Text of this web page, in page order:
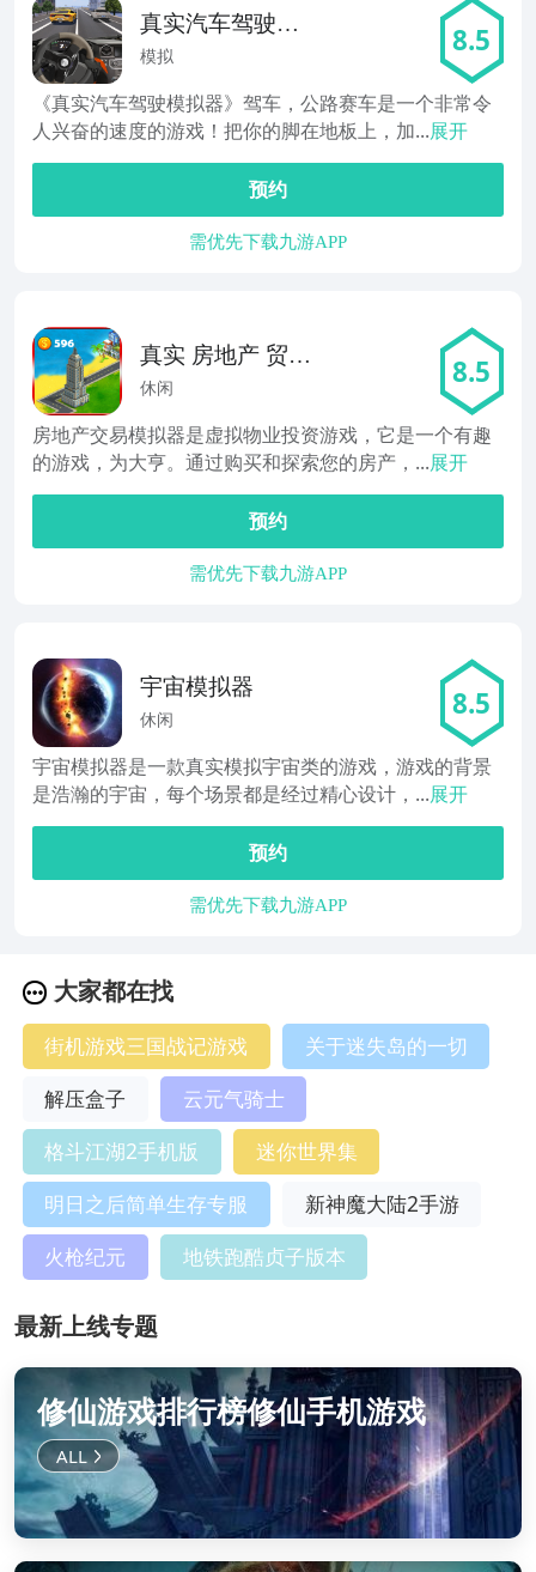
真实汽车驾驶模
拟器
模拟 8.5
《真实汽车驾驶模拟器》驾车，公路赛车是一个非常令
人兴奋的速度的游戏！把你的脚在地板上，加...展开
预约
需优先下载九游APP
真实 房地产 贸易
模拟器
休闲 8.5
房地产交易模拟器是虚拟物业投资游戏，它是一个有趣
的游戏，为大亨。通过购买和探索您的房产，...展开
预约
需优先下载九游APP
宇宙模拟器
休闲 8.5
宇宙模拟器是一款真实模拟宇宙类的游戏，游戏的背景
是浩瀚的宇宙，每个场景都是经过精心设计，...展开
预约
需优先下载九游APP
大家都在找
街机游戏三国战记游戏
关于迷失岛的一切
解压盒子
云元气骑士
格斗江湖2手机版
迷你世界集
明日之后简单生存专服
新神魔大陆2手游
火枪纪元
地铁跑酷贞子版本
最新上线专题
修仙游戏排行榜修仙手机游戏